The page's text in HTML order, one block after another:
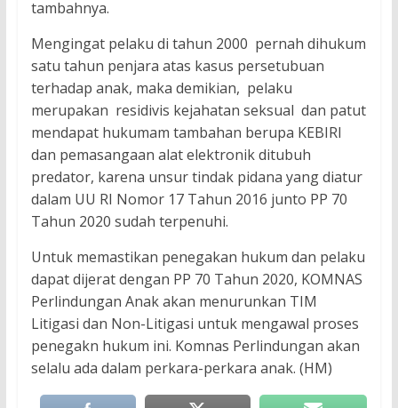
tambahnya.
Mengingat pelaku di tahun 2000 pernah dihukum
satu tahun penjara atas kasus persetubuan
terhadap anak, maka demikian, pelaku
merupakan residivis kejahatan seksual dan patut
mendapat hukumam tambahan berupa KEBIRI
dan pemasangaan alat elektronik ditubuh
predator, karena unsur tindak pidana yang diatur
dalam UU RI Nomor 17 Tahun 2016 junto PP 70
Tahun 2020 sudah terpenuhi.
Untuk memastikan penegakan hukum dan pelaku
dapat dijerat dengan PP 70 Tahun 2020, KOMNAS
Perlindungan Anak akan menurunkan TIM
Litigasi dan Non-Litigasi untuk mengawal proses
penegakn hukum ini. Komnas Perlindungan akan
selalu ada dalam perkara-perkara anak. (HM)